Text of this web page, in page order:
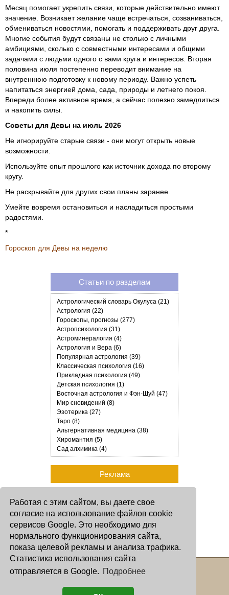
Работая с этим сайтом, вы даете свое
согласие на использование файлов cookie
сервисов Google. Это необходимо для
нормального функционирования сайта,
показа целевой рекламы и анализа трафика.
Статистика использования сайта
отправляется в Google. Подробнее
Месяц помогает укрепить связи, которые действительно имеют
значение. Возникает желание чаще встречаться, созваниваться,
обмениваться новостями, помогать и поддерживать друг друга.
Многие события будут связаны не столько с личными
амбициями, сколько с совместными интересами и общими
задачами с людьми одного с вами круга и интересов. Вторая
половина июля постепенно переводит внимание на
внутреннюю подготовку к новому периоду. Важно успеть
напитаться энергией дома, сада, природы и летнего покоя.
Впереди более активное время, а сейчас полезно замедлиться
и накопить силы.
Советы для Девы на июль 2026
Не игнорируйте старые связи - они могут открыть новые
возможности.
Используйте опыт прошлого как источник дохода по второму
кругу.
Не раскрывайте для других свои планы заранее.
Умейте вовремя остановиться и насладиться простыми
радостями.
*
Гороскоп для Девы на неделю
Статьи по разделам
Астрологический словарь Окулуса (21)
Астрология (22)
Гороскопы, прогнозы (277)
Астропсихология (31)
Астроминералогия (4)
Астрология и Вера (6)
Популярная астрология (39)
Классическая психология (16)
Прикладная психология (49)
Детская психология (1)
Восточная астрология и Фэн-Шуй (47)
Мир сновидений (8)
Эзотерика (27)
Таро (8)
Альтернативная медицина (38)
Хиромантия (5)
Сад алхимика (4)
Реклама
Copyright © 2000 - 2026 Oculus